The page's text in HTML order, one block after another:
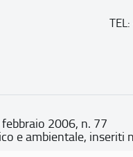
2006, n. 77
e ambientale,